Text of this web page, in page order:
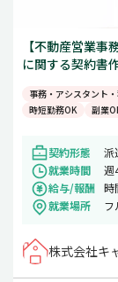
【不動産営業
に関する契約書
事務・アシスタント
時短勤務OK
副業
契約形態
派
就業時間
週
給与/報酬 時
就業場所
フ
株式会社キ